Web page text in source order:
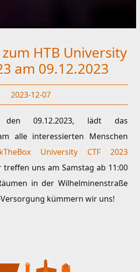
HTB University
am 09.12.2023
2023-12-07
den 09.12.2023, lädt das
alle interessierten Menschen
University CTF 2023
treffen uns am Samstag ab 11:00
in der Wilhelminenstraße
Versorgung kümmern wir uns!